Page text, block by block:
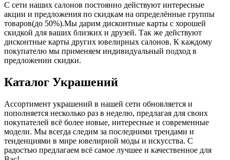
С сети наших салонов постоянно действуют интересные
акции и предложения по скидкам на определённые группы
товаров(до 50%).Мы дарим дисконтные карты с хорошей
скидкой для ваших близких и друзей. Так же действуют
дисконтные карты других ювелирных салонов. К каждому
покупателю мы применяем индивидуальный подход в
предложении скидки.
Каталог Украшений
Ассортимент украшений в нашей сети обновляется и
пополняется несколько раз в неделю, предлагая для своих
покупателей всё более новые, интересные и современные
модели. Мы всегда следим за последними трендами и
тенденциями в мире ювелирной моды и искусства. С
радостью предлагаем всё самое лучшее и качественное для